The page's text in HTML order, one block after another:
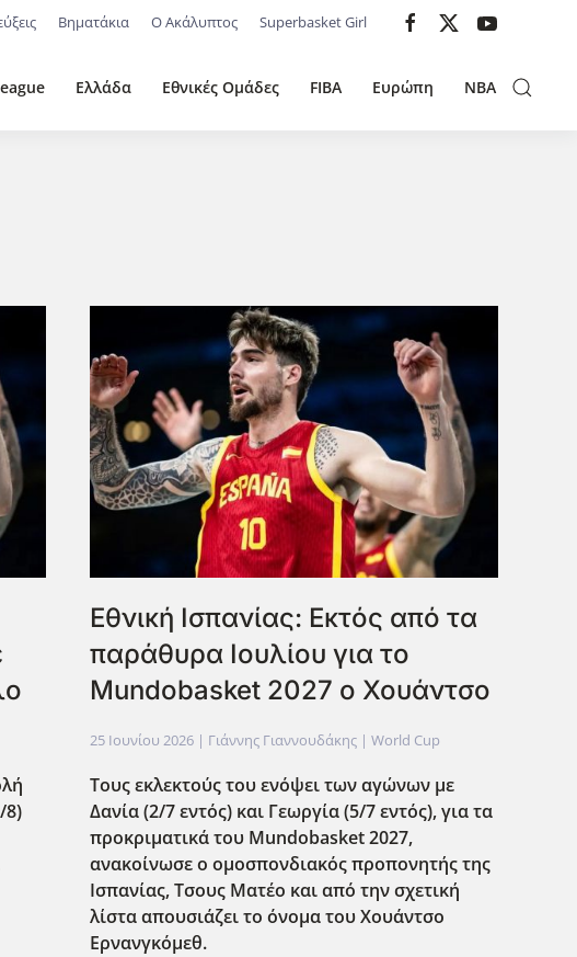
Βηματάκια Ο Ακάλυπτος Superbasket Girl
Ελλάδα Εθνικές Ομάδες FIBA Ευρώπη NBA
8)
Εθνική Ισπανίας: Εκτός από τα
παράθυρα Ιουλίου για το
Mundobasket 2027 ο Χουάντσο
25 Ιουνίου 2026| Γιάννης Γιαννουδάκης | World Cup
Τους εκλεκτούς του ενόψει των αγώνων με
Δανία (2/7 εντός) και Γεωργία (5/7 εντός), για τα
προκριματικά του Mundobasket2027,
ανακοίνωσε ο ομοσπονδιακός προπονητής της
Ισπανίας, Τσους Ματέο και από την σχετική
λίστα απουσιάζει το όνομα του Χουάντσο
Ερνανγκόμεθ.